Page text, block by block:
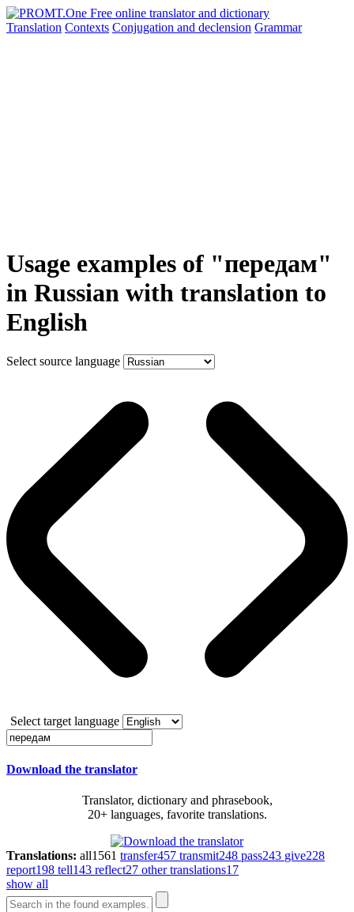
Translation Contexts Conjugation and declension Grammar
Usage examples of "передам"
in Russian with translation to
English
Select source language
Select target language
Download the translator
Translator, dictionary and phrasebook,
20+ languages, favorite translations.
Translations: all1561 transfer457 transmit248 pass243 give228
report198 tell143 reflect27 other translations17
show all